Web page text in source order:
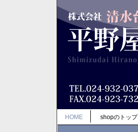
HOME shopのトップ